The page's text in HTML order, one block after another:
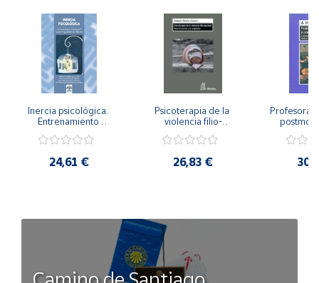
Inercia psicológica.
Entrenamiento
Igualdad de Género.
24,61 €
Psicoterapia de la
violencia filio-
secreto y la
26,83 €